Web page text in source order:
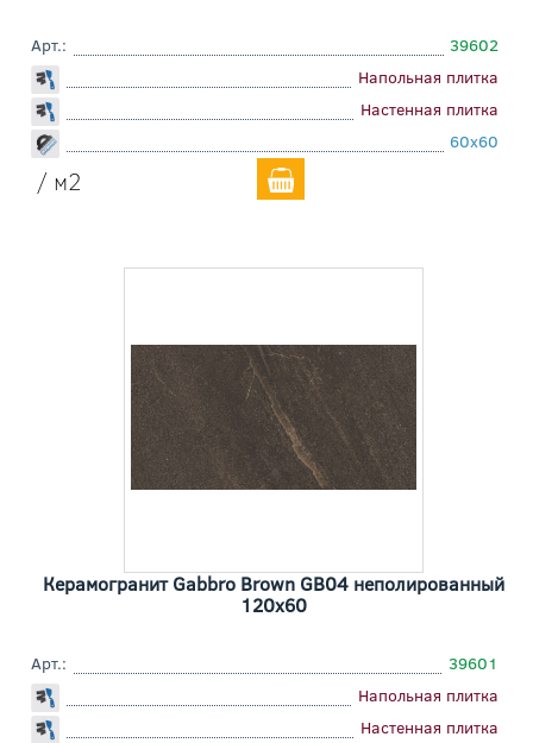
Арт.:
39602
Напольная плитка
Настенная плитка
60x60
/ м2
Керамогранит Gabbro Brown GB04 неполированный
120x60
Арт.:
39601
Напольная плитка
Настенная плитка